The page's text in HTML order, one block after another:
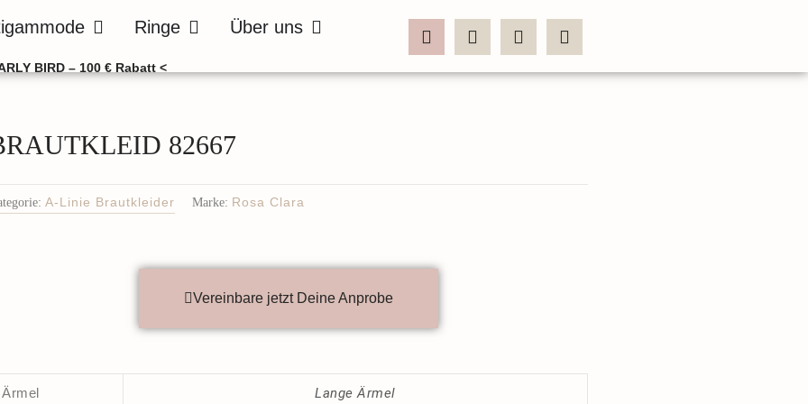
Öffne Bräutigammode
Ringe Öffne RingeÜber uns Öffne Über uns
BIRD – 100 € Rabatt <
82667
A-Linie Brautkleider Marke: Rosa Clara
Vereinbare jetzt Deine Anprobe
Ärmel Lange Ärmel